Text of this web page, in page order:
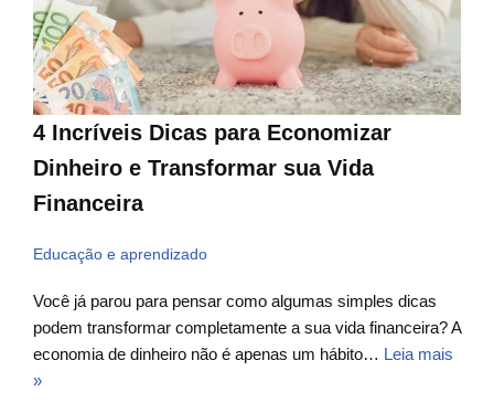
4 Incríveis Dicas para Economizar
Dinheiro e Transformar sua Vida
Financeira
Educação e aprendizado
Você já parou para pensar como algumas simples dicas
podem transformar completamente a sua vida financeira? A
economia de dinheiro não é apenas um hábito… Leia mais
»